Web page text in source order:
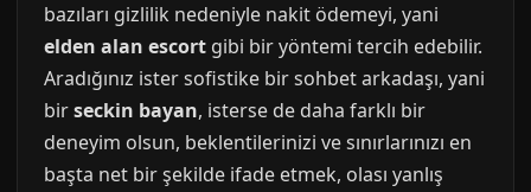
bazıları gizlilik nedeniyle nakit ödemeyi, yani
elden alan escort gibi bir yöntemi tercih edebilir.
Aradığınız ister sofistike bir sohbet arkadaşı, yani
birseckin bayan, isterse de daha farklı bir
deneyim olsun, beklentilerinizi ve sınırlarınızı en
başta net bir şekilde ifade etmek, olası yanlış